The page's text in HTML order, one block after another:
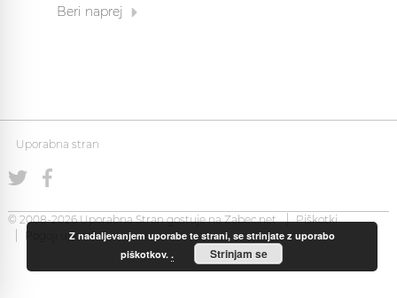
Beri naprej
Uporabna stran
© 2008-2026 Uporabna Stran gostuje naZabec.net
Piškotki
Pogoji uporabeZ nadaljevanjem uporabe te strani, se strinjate z uporabo
piškotkov.. Strinjam se